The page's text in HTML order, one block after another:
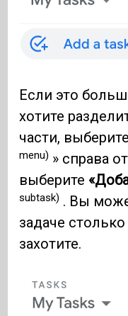
Если это
хотите
части, выберите
menu) » справа
выберите
subtask) . Вы
задаче
захотите.